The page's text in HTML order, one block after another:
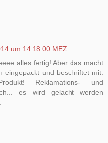
um 14:18:00 MEZ
alles fertig! Aber das macht
eingepackt und beschriftet mit:
Reklamations- und
es wird gelacht werden